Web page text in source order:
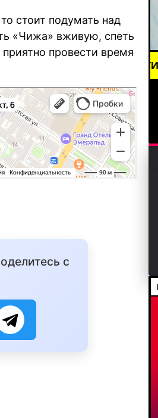
стоит подумать над
«Чижа» вживую, спеть
провести время
Карты
с
/// НОВОСТИ (СМИ) ///